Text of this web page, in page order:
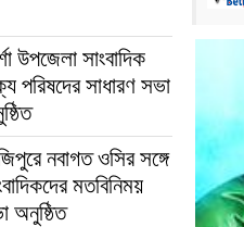
উপজেলা সাংবাদিক
পরিষদের সাধারণ সভা
নবাগত ওসির সঙ্গে
মতবিনিময়
অনুষ্ঠিত